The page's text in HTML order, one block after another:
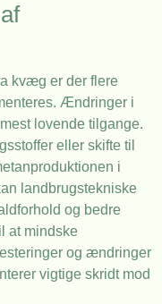
kvæg er der flere
Ændringer i
lovende tilgange.
eller skifte til
i
landbrugstekniske
og bedre
at mindske
og ændringer
vigtige skridt mod